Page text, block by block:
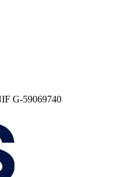
G-59069740